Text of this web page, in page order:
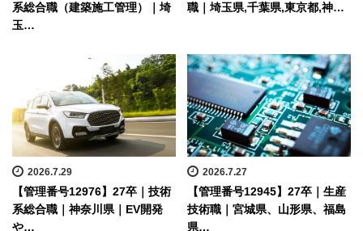
系総合職（建築施工管理）｜埼
玉…
職｜埼玉県,千葉県,東京都,神…
2026.7.29
【管理番号12976】27卒｜技術
系総合職｜神奈川県｜EV開発
や…
2026.7.27
【管理番号12945】27卒｜生産
技術職｜宮城県、山形県、福島
県…